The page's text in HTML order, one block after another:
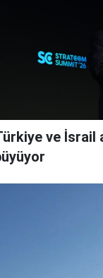
ve İsrail